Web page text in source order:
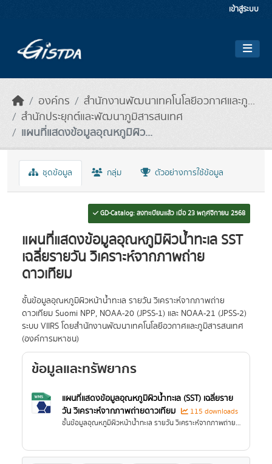
เข้าสู่ระบบ
องค์กร
สำนักงานพัฒนาเทคโนโลยีอวกาศและภู...
สำนักประยุกต์และพัฒนาภูมิสารสนเทศ
แผนที่แสดงข้อมูลอุณหภูมิผิว...
ชุดข้อมูล กลุ่ม ตัวอย่างการใช้ข้อมูล
GD-Catalog: ลงทะเบียนแล้ว เมื่อ 23 พฤศจิกายน 2568
แผนที่แสดงข้อมูลอุณหภูมิผิวน้ำทะเล SST
เฉลี่ยรายวัน วิเคราะห์จากภาพถ่าย
ดาวเทียม
ชั้นข้อมูลอุณหภูมิผิวหน้าน้ำทะเล รายวัน วิเคราะห์จากภาพถ่าย
ดาวเทียม Suomi NPP, NOAA-20 (JPSS-1) และ NOAA-21 (JPSS-2)
ระบบ VIIRS โดยสำนักงานพัฒนาเทคโนโลยีอวกาศและภูมิสารสนเทศ
(องค์การมหาชน)
ข้อมูลและทรัพยากร
แผนที่แสดงข้อมูลอุณหภูมิผิวน้ำทะเล (SST) เฉลี่ยราย
วัน วิเคราะห์จากภาพถ่ายดาวเทียม
115 downloads
ชั้นข้อมูลอุณหภูมิผิวหน้าน้ำทะเล รายวัน วิเคราะห์จากภาพถ่ายดาวเทียม Suomi NPP, NOAA-20 (JPSS-1) และ NOAA-21 (JPSS-2) ระบบ VIIRS โดยสำนักงานพัฒนาเทคโนโลยีอวกาศและภูมิสารสนเทศ (องค์การมหาชน)